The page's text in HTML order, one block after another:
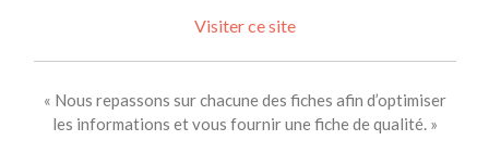
Visiter ce site
« Nous repassons sur chacune des fiches afin d’optimiser
les informations et vous fournir une fiche de qualité. »